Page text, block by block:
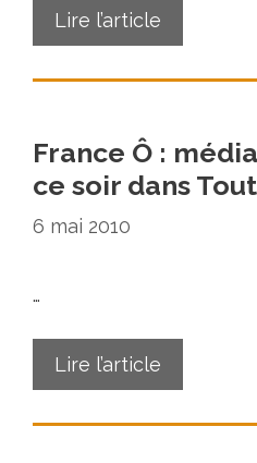
Lire l’article
France Ô :
ce soir dans
6 mai 2010
…
Lire l’article